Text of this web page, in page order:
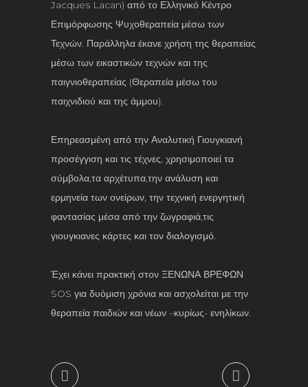
Jacques Lacan) από το Ελληνικό Κέντρο
Επιμόρφωσης Ψυχοθεραπεία μέσω των
Τεχνών. Παράλληλα έκανε χρήση της θεραπείας
μέσω των εικαστικών τεχνών και της
παιγνιοθεραπείας (Θεραπεία μέσω του
παιχνιδιού και της άμμου).
Επηρεασμένη από την Αναλυτική Γιουγκιανή
προσέγγιση και τις τέχνες, χρησιμοποιεί τα
σύμβολα,τα αρχέτυπα,την ανάλυση και
ερμηνεία των ονείρων, την τεχνική ενεργητική
φαντασίας μέσα από την ζωγραφιά,τις
γιουγκιανες κάρτες και τον διαλογισμό.
Έχει κάνει πρακτική στον ΞΕΝΩΝΑ ΒΡΕΦΩΝ
SOS για δυόμιση χρόνια και ασχολείται με την
θεραπεία παιδιών και νέων –κυρίως- ενηλίκων.